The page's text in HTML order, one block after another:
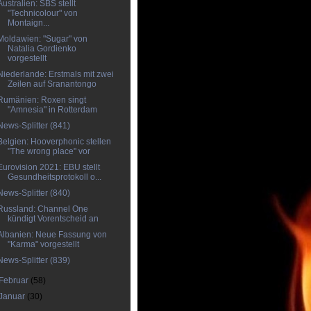
SBS stellt
"Technicolour" von
Montaign...
"Sugar" von
Natalia Gordienko
vorgestellt
Erstmals mit zwei
Zeilen auf Sranantongo
Roxen singt
"Amnesia" in Rotterdam
Splitter (841)
Hooverphonic stellen
"The wrong place" vor
2021: EBU stellt
Gesundheitsprotokoll o...
Splitter (840)
Channel One
kündigt Vorentscheid an
Neue Fassung von
"Karma" vorgestellt
Splitter (839)
(58)
(30)